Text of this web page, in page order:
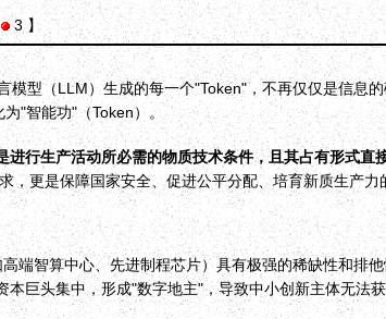
3 】
型（LLM）生成的每一个"Token"，不再仅仅是信息
"智能功"（Token）。
进行生产活动所必需的物质技术条件，且其占有形式直
，更是保障国家安全、促进公平分配、培育新质生产力
智算中心、先进制程芯片）具有极强的稀缺性和排
巨头集中，形成"数字地主"，导致中小创新主体无法